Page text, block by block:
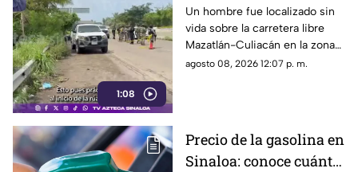
1:08
sin vida sobre la
carretera libre en El
Venadillo, Mazatlán
Un hombre fue localizado sin
vida sobre la carretera libre
Mazatlán-Culiacán en la zona
de El Venadillo al norte del
agosto 08, 2026 12:07 p. m.
Precio de la gasolina en
Sinaloa: conoce cuánto